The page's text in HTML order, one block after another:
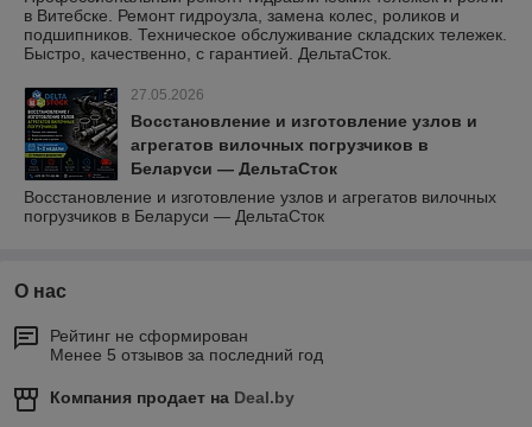
в Витебске. Ремонт гидроузла, замена колес, роликов и
подшипников. Техническое обслуживание складских тележек.
Быстро, качественно, с гарантией. ДельтаСток.
27.05.2026
Восстановление и изготовление узлов и
агрегатов вилочных погрузчиков в
Беларуси — ДельтаСток
Восстановление и изготовление узлов и агрегатов вилочных
погрузчиков в Беларуси — ДельтаСток
О нас
Рейтинг не сформирован
Менее 5 отзывов за последний год
Компания продает на Deal.by